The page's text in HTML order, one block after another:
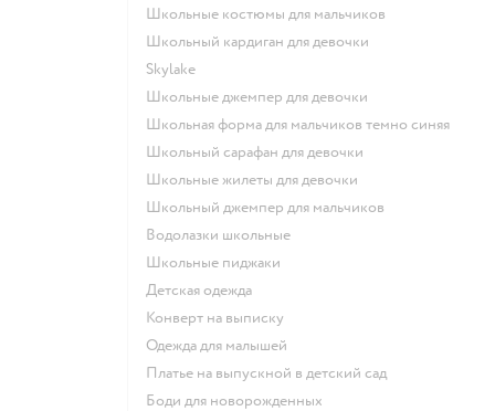
Школьные костюмы для мальчиков
Школьный кардиган для девочки
Skylake
Школьные джемпер для девочки
Школьная форма для мальчиков темно синяя
Школьный сарафан для девочки
Школьные жилеты для девочки
Школьный джемпер для мальчиков
Водолазки школьные
Школьные пиджаки
Детская одежда
Конверт на выписку
Одежда для малышей
Платье на выпускной в детский сад
Боди для новорожденных